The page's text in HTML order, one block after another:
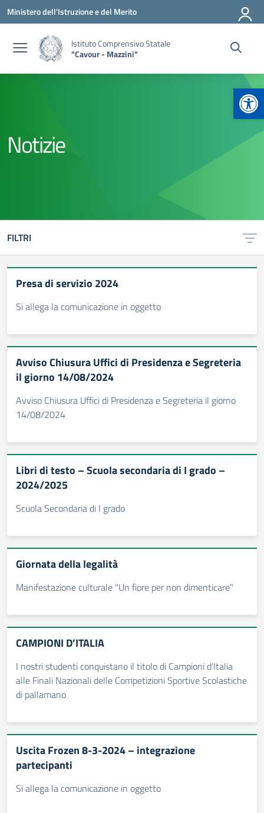
Vai ai contenuti
Vai al menu di navigazione
Vai al footer
Ministero dell'Istruzione e del Merito
Istituto Comprensivo Statale
"Cavour - Mazzini"
Notizie
FILTRI
Presa di servizio 2024
Si allega la comunicazione in oggetto
Avviso Chiusura Uffici di Presidenza e Segreteria
il giorno 14/08/2024
Avviso Chiusura Uffici di Presidenza e Segreteria il giorno
14/08/2024
Libri di testo – Scuola secondaria di I grado –
2024/2025
Scuola Secondaria di I grado
Giornata della legalità
Manifestazione culturale "Un fiore per non dimenticare"
CAMPIONI D’ITALIA
I nostri studenti conquistano il titolo di Campioni d'Italia
alle Finali Nazionali delle Competizioni Sportive Scolastiche
di pallamano
Uscita Frozen 8-3-2024 – integrazione
partecipanti
Si allega la comunicazione in oggetto